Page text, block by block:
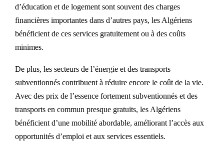
d’éducation et de logement sont souvent des charges
financières importantes dans d’autres pays, les Algériens
bénéficient de ces services gratuitement ou à des coûts
minimes.
De plus, les secteurs de l’énergie et des transports
subventionnés contribuent à réduire encore le coût de la vie.
Avec des prix de l’essence fortement subventionnés et des
transports en commun presque gratuits, les Algériens
bénéficient d’une mobilité abordable, améliorant l’accès aux
opportunités d’emploi et aux services essentiels.